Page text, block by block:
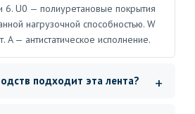
6. U0 — полиуретановые покрытия
нагрузочной способностью. W
— антистатическое исполнение.
подходит эта лента?